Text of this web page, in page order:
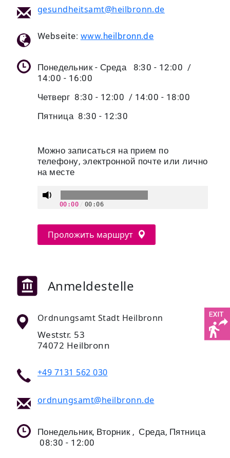
gesundheitsamt@heilbronn.de
Webseite: www.heilbronn.de
Понедельник - Среда 8:30 - 12:00 /
14:00 - 16:00
Четверг 8:30 - 12:00 / 14:00 - 18:00
Пятница 8:30 - 12:30
Можно записаться на прием по
телефону, электронной почте или лично
на месте
00:00 00:06
Проложить маршрут
Anmeldestelle
Ordnungsamt Stadt Heilbronn
Weststr. 53
74072 Heilbronn
+49 7131 562 030
ordnungsamt@heilbronn.de
Понедельник, Вторник , Среда, Пятница
08:30 - 12:00